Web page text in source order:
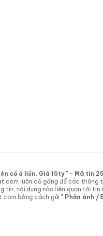
cố ở liền, Giá 15ty " - Mã tin
luôn cố gắng để các thông
tin, nội dung nào liên quan tới tin
bằng cách gửi " Phản ánh /